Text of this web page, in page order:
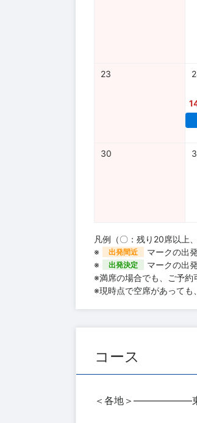
23
30
凡例（〇：残り20席以上
※
出発間近
マークの出
※
出発決定
マークの出
※満席の場合でも、ご予約
※現時点で空席があっても
コース
＜各地＞